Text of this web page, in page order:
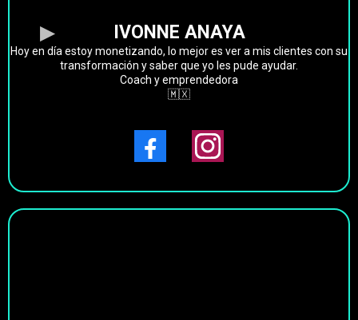
IVONNE ANAYA
Hoy en día estoy monetizando, lo mejor es ver a mis clientes con su
transformación y saber que yo les pude ayudar.
Coach y emprendedora
🇲🇽